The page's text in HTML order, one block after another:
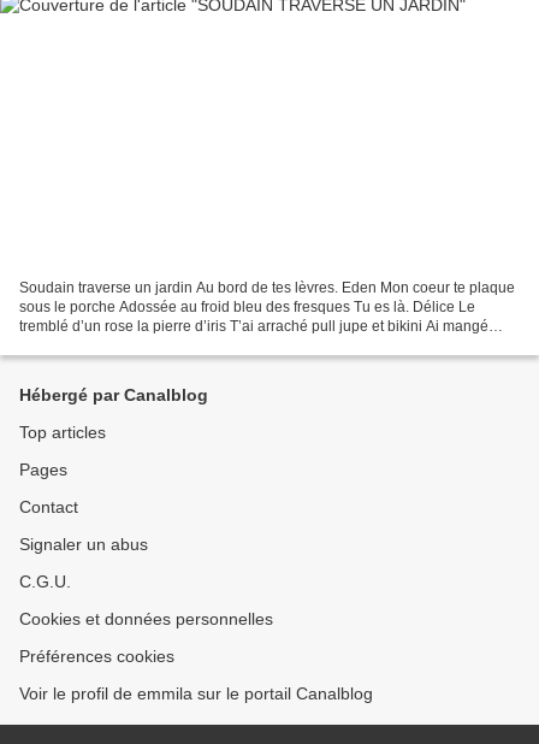
Soudain traverse un jardin Au bord de tes lèvres. Eden Mon coeur te plaque
sous le porche Adossée au froid bleu des fresques Tu es là. Délice Le
tremblé d’un rose la pierre d’iris T’ai arraché pull jupe et bikini Ai mangé
Hébergé par Canalblog
Top articles
Pages
Contact
Signaler un abus
C.G.U.
Cookies et données personnelles
Préférences cookies
Voir le profil de emmila sur le portail Canalblog